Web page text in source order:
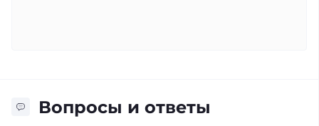
Вопросы и ответы